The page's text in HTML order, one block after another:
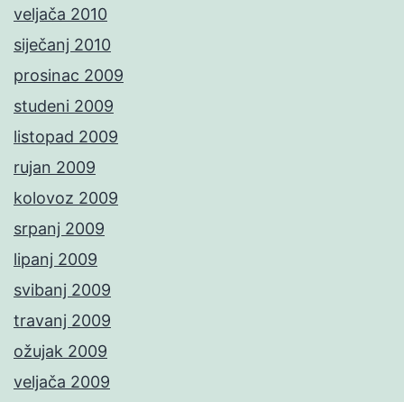
veljača 2010
siječanj 2010
prosinac 2009
studeni 2009
listopad 2009
rujan 2009
kolovoz 2009
srpanj 2009
lipanj 2009
svibanj 2009
travanj 2009
ožujak 2009
veljača 2009